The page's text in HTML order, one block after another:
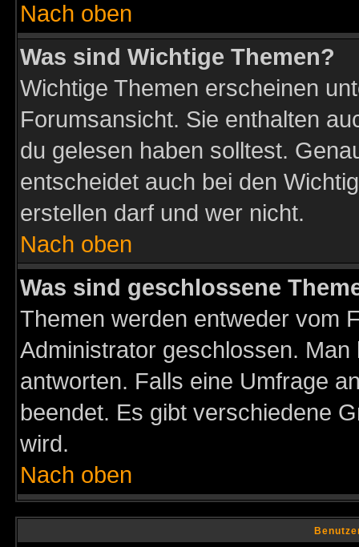
Nach oben
Was sind Wichtige Themen?
Wichtige Themen erscheinen
Forumsansicht. Sie enthalten
du gelesen haben solltest.
entscheidet auch bei den
erstellen darf und wer nicht.
Nach oben
Was sind geschlossene
Themen werden entweder vom
Administrator geschlossen.
antworten. Falls eine Umfrage
beendet. Es gibt verschiedene
wird.
Nach oben